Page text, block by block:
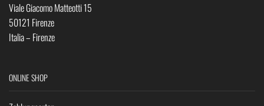
Viale Giacomo Matteotti 15
50121 Firenze
Italia – Firenze
ONLINE SHOP